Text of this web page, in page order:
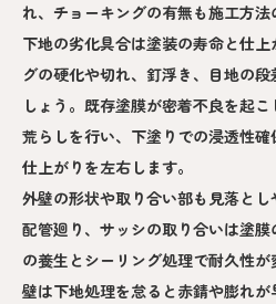
れ、チョーキングの有無も施工方法
下地の劣化具合は塗装の寿命と仕
グの硬化や切れ、釘浮き、目地の
しょう。既存塗膜が密着不良を起
荒らしを行い、下塗りでの浸透性
仕上がりを左右します。
外壁の形状や取り合い部も見落と
配管廻り、サッシの取り合いは塗
の養生とシーリング処理で耐久性
壁は下地処理を怠ると赤錆や膨れ